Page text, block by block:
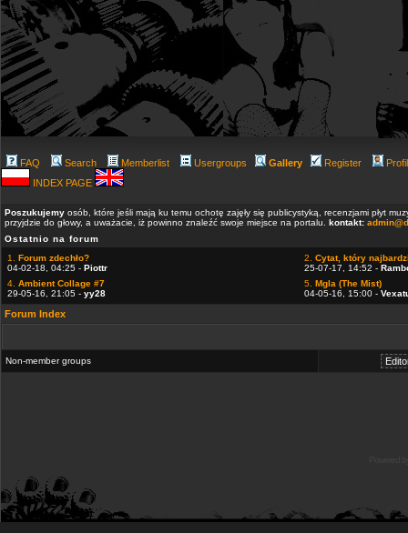
FAQ Search Memberlist Usergroups Gallery Register
INDEX PAGE
Poszukujemy osób, które jeśli mają ku temu ochotę zajęły się publicystyką, recenzjami płyt
przyjdzie do głowy, a uważacie, iż powinno znaleźć swoje miejsce na portalu. kontakt:
Ostatnio na forum
1. Forum zdechło?
04-02-18, 04:25 - Piottr
2. Cytat, który
25-07-17, 14:52 -
4. Ambient Collage #7
29-05-16, 21:05 - yy28
5. Mgla (The Mist)
04-05-16, 15:00 -
Forum Index
Non-member groups